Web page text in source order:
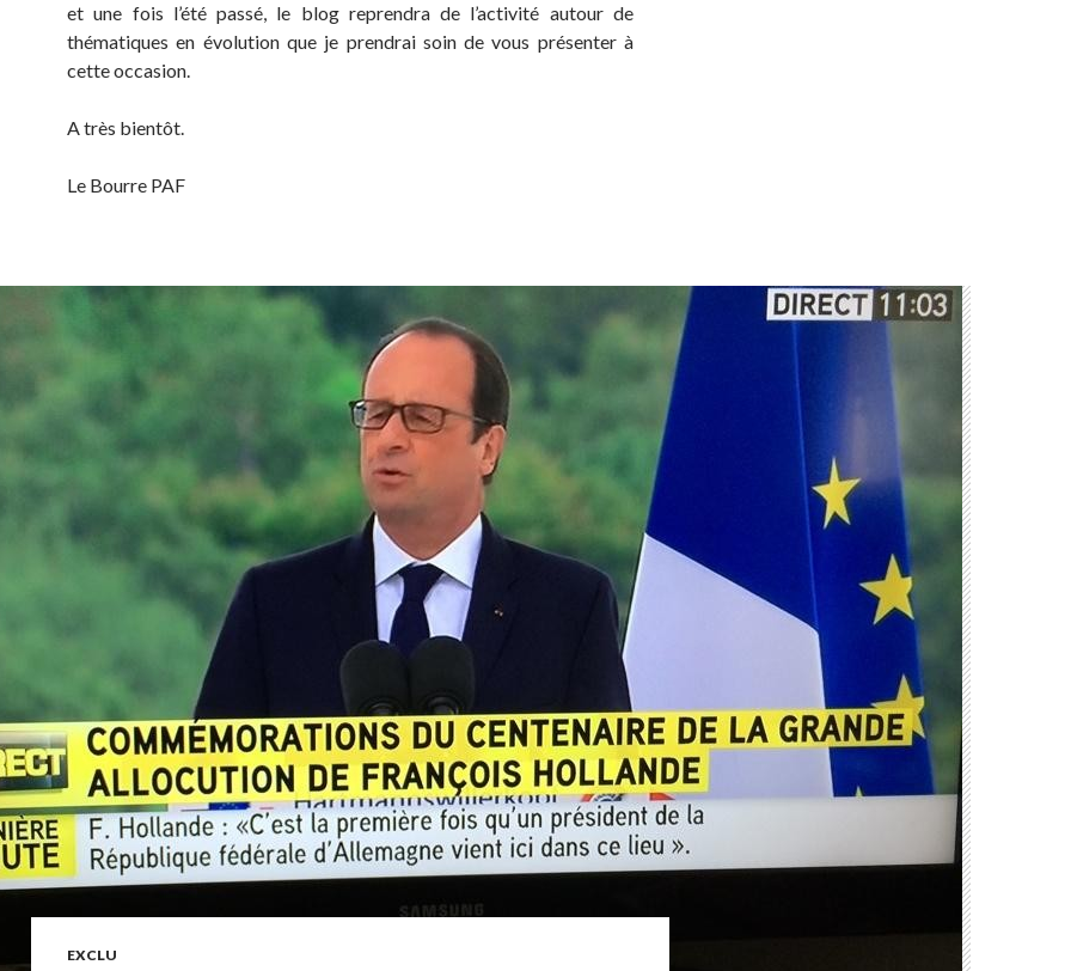
et une fois l’été passé, le blog reprendra de l’activité autour de
thématiques en évolution que je prendrai soin de vous présenter à
cette occasion.
A très bientôt.
Le Bourre PAF
EXCLU